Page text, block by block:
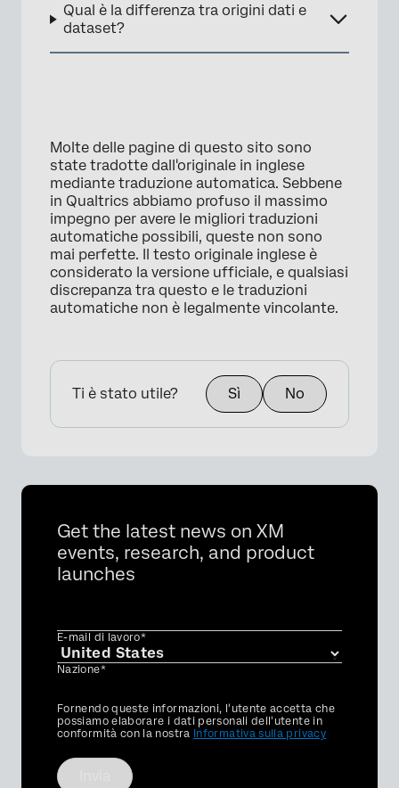
Qual è la differenza tra origini dati e
dataset?
Molte delle pagine di questo sito sono
state tradotte dall'originale in inglese
mediante traduzione automatica. Sebbene
in Qualtrics abbiamo profuso il massimo
impegno per avere le migliori traduzioni
automatiche possibili, queste non sono
mai perfette. Il testo originale inglese è
considerato la versione ufficiale, e qualsiasi
discrepanza tra questo e le traduzioni
automatiche non è legalmente vincolante.
Ti è stato utile? Sì No
Get the latest news on XM
events, research, and product
launches
E-mail di lavoro*
Nazione*
Privacy
Optin
Fornendo queste informazioni, l'utente accetta che
possiamo elaborare i dati personali dell'utente in
conformità con la nostra Informativa sulla privacy